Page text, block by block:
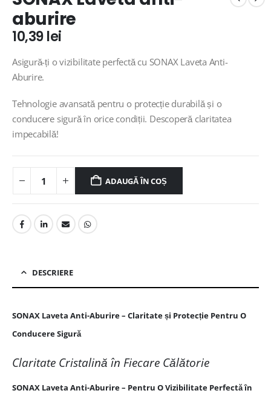
aburire
10,39lei
Asigură-ți o vizibilitate perfectă cu SONAX Laveta Anti-
Aburire.
Tehnologie avansată pentru o protecție durabilă și o
conducere sigură în orice condiții. Descoperă claritatea
impecabilă!
ADAUGĂ ÎN COȘ
DESCRIERE
SONAX Laveta Anti-Aburire – Claritate și Protecție Pentru O
Conducere Sigură
Claritate Cristalină în Fiecare Călătorie
SONAX Laveta Anti-Aburire – Pentru O Vizibilitate Perfectă în